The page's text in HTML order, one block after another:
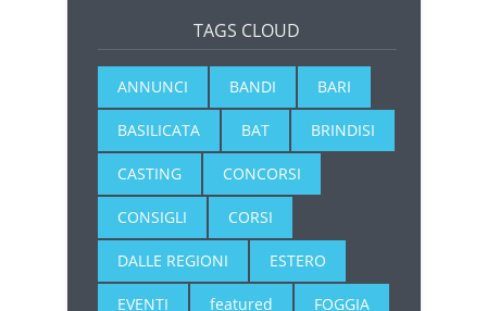
TAGS CLOUD
ANNUNCI BANDI BARI
BASILICATA BAT BRINDISI
CASTING CONCORSI
CONSIGLI CORSI
DALLE REGIONI ESTERO
EVENTI featured FOGGIA